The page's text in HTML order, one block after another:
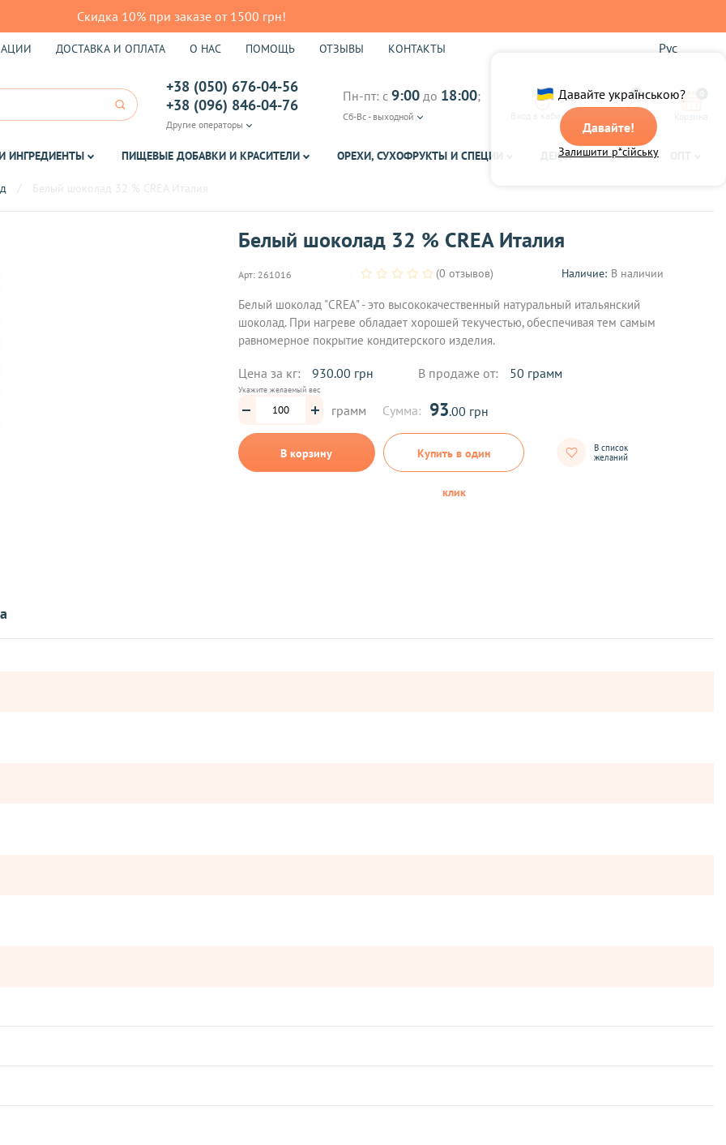
Скидка 10% при заказе от 1500 грн!
Давайте українською?
Давайте!
Залишити р*сійську
ДОСТАВКА И ОПЛАТА О НАС ПОМОЩЬ ОТЗЫВЫ КОНТАКТЫ Рус
+38 (050) 676-04-56
+38 (096) 846-04-76
Другие операторы
Пн-пт: с 9:00 до 18:00;
Сб-Вс - выходной Вход в кабинет
0
ИНГРЕДИЕНТЫ ПИЩЕВЫЕ ДОБАВКИ И КРАСИТЕЛИ ОРЕХИ, СУХОФРУКТЫ И СПЕЦИИ ДЕКОР ЧАЙ
Белый шоколад 32 % CREA Италия
Арт: 261016 (0 отзывов) Наличие: В наличии
Белый шоколад "CREA" - это высококачественный натуральный итальянский
шоколад. При нагреве обладает хорошей текучестью, обеспечивая тем самым
равномерное покрытие кондитерского изделия.
Цена за кг: 930.00 грн В продаже от: 50 грамм
Укажите желаемый вес
грамм Сумма: 93.00 грн
В корзину Купить в один
клик
В список
желаний